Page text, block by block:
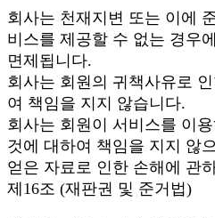
회사는 천재지변 또는 이에
비스를 제공할 수 없는 경우
면제됩니다.
회사는 회원의 귀책사유로
여 책임을 지지 않습니다.
회사는 회원이 서비스를 이
것에 대하여 책임을 지지 않
얻은 자료로 인한 손해에 관
제16조 (재판권 및 준거법)